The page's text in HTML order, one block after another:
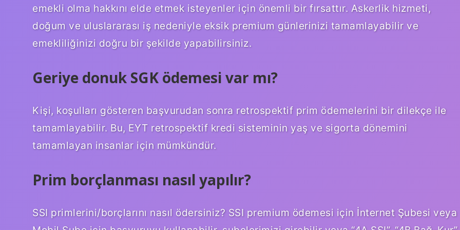
emekli olma hakkını elde etmek isteyenler için önemli bir fırsattır. Askerlik hizmeti,
doğum ve uluslararası iş nedeniyle eksik premium günlerinizi tamamlayabilir ve
emekliliğinizi doğru bir şekilde yapabilirsiniz.
Geriye donuk SGK ödemesi var mı?
Kişi, koşulları gösteren başvurudan sonra retrospektif prim ödemelerini bir dilekçe ile
tamamlayabilir. Bu, EYT retrospektif kredi sisteminin yaş ve sigorta dönemini
tamamlayan insanlar için mümkündür.
Prim borçlanması nasıl yapılır?
SSI primlerini/borçlarını nasıl ödersiniz? SSI premium ödemesi için İnternet Şubesi veya